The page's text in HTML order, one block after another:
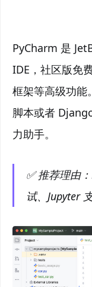
PyCharm 是
IDE，社区版免
框架等高级功能
脚本或者
力助手。
✅ 推荐理由
试、Jupyter